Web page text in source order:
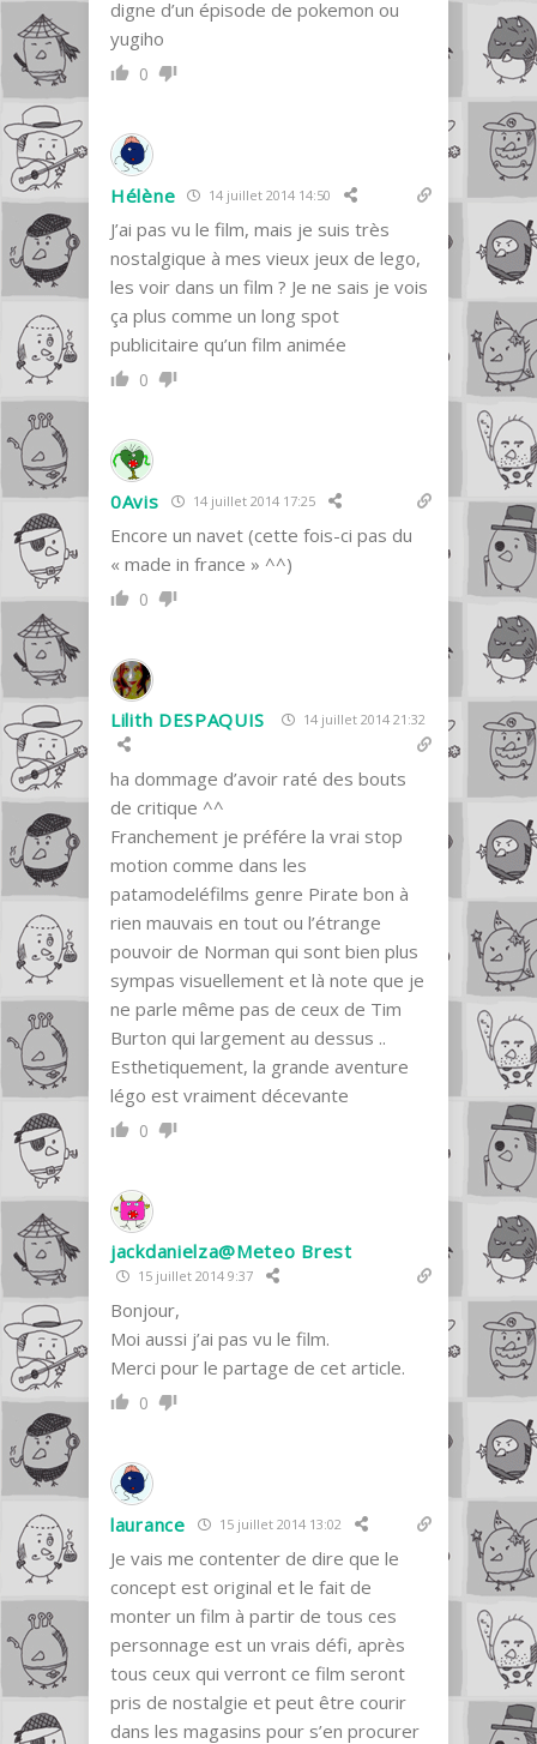
digne d’un épisode de pokemon ou
yugiho
0
Hélène 14 juillet 2014 14:50
J’ai pas vu le film, mais je suis très
nostalgique à mes vieux jeux de lego,
les voir dans un film ? Je ne sais je vois
ça plus comme un long spot
publicitaire qu’un film animée
0
0Avis 14 juillet 2014 17:25
Encore un navet (cette fois-ci pas du
« made in france » ^^)
0
Lilith DESPAQUIS 14 juillet 2014 21:32
ha dommage d’avoir raté des bouts
de critique ^^
Franchement je préfére la vrai stop
motion comme dans les
patamodeléfilms genre Pirate bon à
rien mauvais en tout ou l’étrange
pouvoir de Norman qui sont bien plus
sympas visuellement et là note que je
ne parle même pas de ceux de Tim
Burton qui largement au dessus ..
Esthetiquement, la grande aventure
légo est vraiment décevante
0
jackdanielza@Meteo Brest
15 juillet 2014 9:37
Bonjour,
Moi aussi j’ai pas vu le film.
Merci pour le partage de cet article.
0
laurance 15 juillet 2014 13:02
Je vais me contenter de dire que le
concept est original et le fait de
monter un film à partir de tous ces
personnage est un vrais défi, après
tous ceux qui verront ce film seront
pris de nostalgie et peut être courir
dans les magasins pour s’en procurer